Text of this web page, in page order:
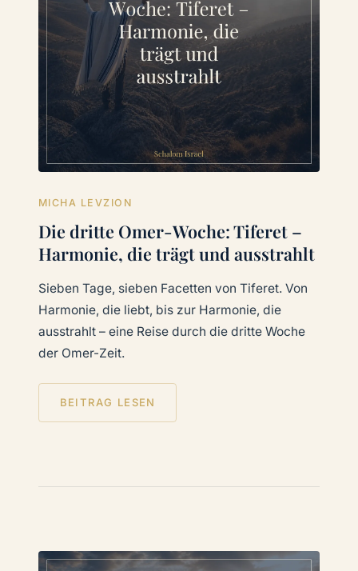
MICHA LEVZION
Die dritte Omer-Woche: Tiferet –
Harmonie, die trägt und ausstrahlt
Sieben Tage, sieben Facetten von Tiferet. Von
Harmonie, die liebt, bis zur Harmonie, die
ausstrahlt – eine Reise durch die dritte Woche
der Omer-Zeit.
BEITRAG LESEN